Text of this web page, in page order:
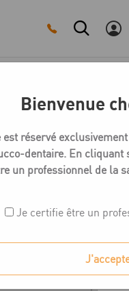
Désinfection et
Bienvenue
est réservé
dentaire. En cliquant
un professionnel de la
Je certifie être un